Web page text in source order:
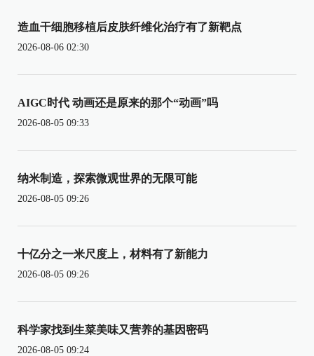
造血干细胞移植后皮肤纤维化治疗有了新靶点
2026-08-06 02:30
AIGC时代 动画还是原来的那个“动画”吗
2026-08-05 09:33
纳米制造，探索微观世界的无限可能
2026-08-05 09:26
十亿分之一米尺度上，材料有了新能力
2026-08-05 09:26
科学家找到生菜美味又营养的基因密码
2026-08-05 09:24